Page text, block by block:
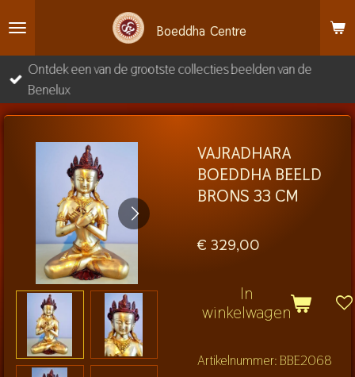
direct
naar
de
hoofdinhoud
Boeddha Centre
Ontdek een van de grootste collecties beelden van de
Benelux
VAJRADHARA
BOEDDHA BEELD
BRONS 33 CM
€ 329,00
In
winkelwagen
Artikelnummer:BBE2068